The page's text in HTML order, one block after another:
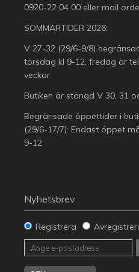
0920-22 04 00 eller mail
SOMMARTIDER 2026:
V 27-32 (29/6-9/8)
torsdag kl 9-12, fredag är
veckor
Butiken är stängd V 30, 31
Begränsade öppettider i
(29/6-17/7): Endast öppet
9-12
Nyhetsbrev
Registrera